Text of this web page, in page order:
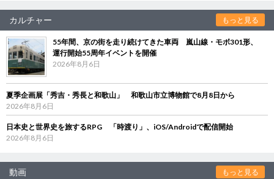
カルチャー もっと見る
55年間、京の街を走り続けてきた車両 嵐山線・モボ301形、
運行開始55周年イベントを開催
2026年8月6日
夏季企画展「秀吉・秀長と和歌山」 和歌山市立博物館で8月8日から
2026年8月6日
日本史と世界史を旅するRPG 「時渡り」、iOS/Androidで配信開始
2026年8月6日
動画 もっと見る